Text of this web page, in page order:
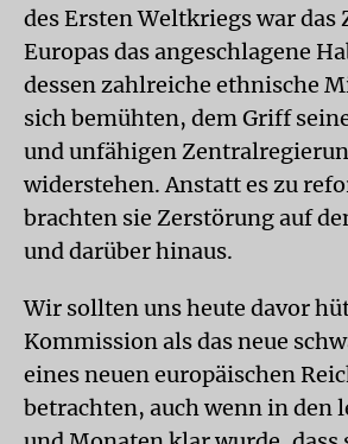
des Ersten Weltkriegs war das
Europas das angeschlagene
dessen zahlreiche ethnische
sich bemühten, dem Griff
und unfähigen
widerstehen. Anstatt es zu
brachten sie Zerstörung auf
und darüber hinaus.
Wir sollten uns heute davor
Kommission als das neue
eines neuen europäischen
betrachten, auch wenn in den